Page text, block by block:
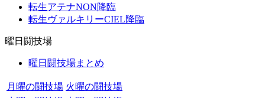
転生アテナNON降臨
転生ヴァルキリーCIEL降臨
曜日闘技場
曜日闘技場まとめ
月曜の闘技場 火曜の闘技場